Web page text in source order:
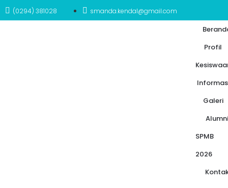
(0294) 381028 smanda.kendal@gmail.com
Profil
Galeri
Alumni
SPMB
2026